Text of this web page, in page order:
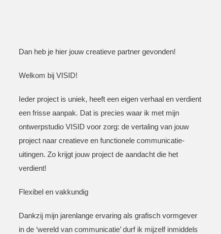
Dan heb je hier jouw creatieve partner gevonden!
Welkom bij VISID!
Ieder project is uniek, heeft een eigen verhaal en verdient
een frisse aanpak. Dat is precies waar ik met mijn
ontwerpstudio VISID voor zorg: de vertaling van jouw
project naar creatieve en functionele communicatie-
uitingen. Zo krijgt jouw project de aandacht die het
verdient!
Flexibel en vakkundig
Dankzij mijn jarenlange ervaring als grafisch vormgever
in de ‘wereld van communicatie’ durf ik mijzelf inmiddels